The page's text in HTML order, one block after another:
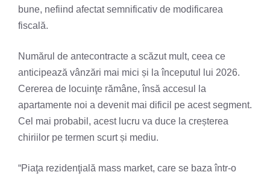
bune, nefiind afectat semnificativ de modificarea
fiscală.
Numărul de antecontracte a scăzut mult, ceea ce
anticipează vânzări mai mici și la începutul lui 2026.
Cererea de locuinţe rămâne, însă accesul la
apartamente noi a devenit mai dificil pe acest segment.
Cel mai probabil, acest lucru va duce la creșterea
chiriilor pe termen scurt și mediu.
“Piaţa rezidenţială mass market, care se baza într-o